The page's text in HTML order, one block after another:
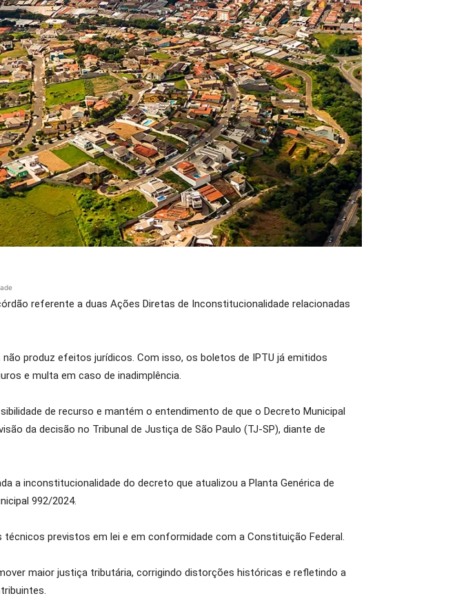
referente a duas Ações Diretas de Inconstitucionalidade relacionadas
produz efeitos jurídicos. Com isso, os boletos de IPTU já emitidos
e multa em caso de inadimplência.
de recurso e mantém o entendimento de que o Decreto Municipal
da decisão no Tribunal de Justiça de São Paulo (TJ-SP), diante de
a inconstitucionalidade do decreto que atualizou a Planta Genérica de
992/2024.
previstos em lei e em conformidade com a Constituição Federal.
maior justiça tributária, corrigindo distorções históricas e refletindo a